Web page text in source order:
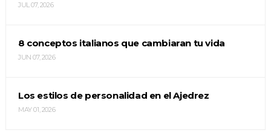
JUL 07, 2026
8 conceptos italianos que cambiaran tu vida
JUN 07, 2026
Los estilos de personalidad en el Ajedrez
MAY 01, 2026